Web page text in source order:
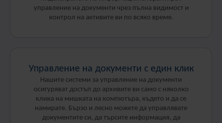
управление на документи чрез пълна видимост и
контрол на активите ви по всяко време.
Управление на документи с един клик
Нашите системи за управление на документи
осигуряват достъп до архивите ви само с няколко
клика на мишката на компютъра, където и да се
намирате. Бързо и лесно можете да управлявате
документите си, да търсите информация, да